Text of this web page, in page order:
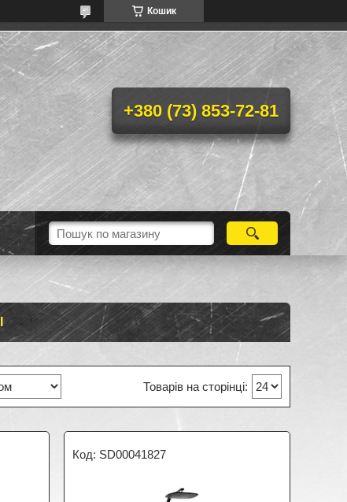
Кошик
+380 (73) 853-72-81
SD00041827